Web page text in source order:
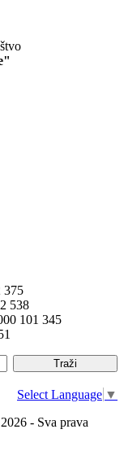
375
538
101 345
Select Language ▼
- Sva prava